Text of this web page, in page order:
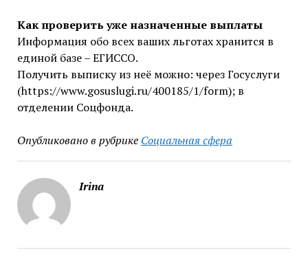
Как проверить уже назначенные выплаты
Информация обо всех ваших льготах хранится в
единой базе – ЕГИССО.
Получить выписку из неё можно: через Госуслуги
(https://www.gosuslugi.ru/400185/1/form); в
отделении Соцфонда.
Опубликовано в рубрике Социальная сфера
Irina